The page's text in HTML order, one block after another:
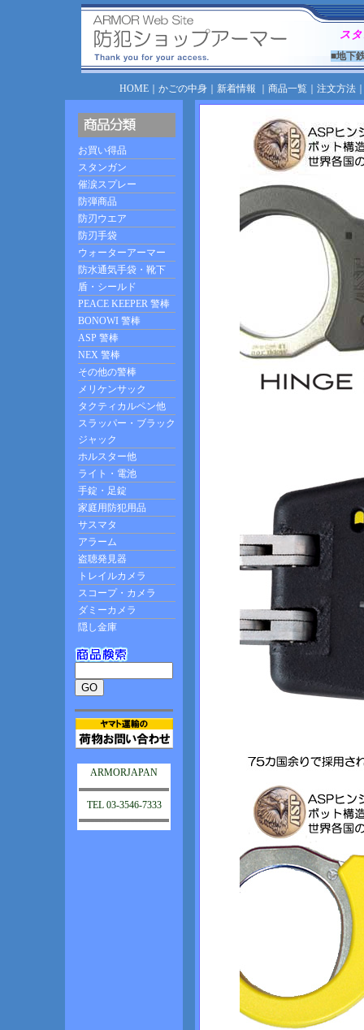
ス
■地下
HOME｜ かごの中身｜ 新着情報 商品一覧｜ 注文方法
ARMORJAPAN
TEL 03-3546-7333